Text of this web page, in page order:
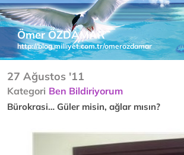
Ömer ÖZDAMAR
http://blog.milliyet.com.tr/omerozdamar
27 Ağustos '11
Kategori Ben Bildiriyorum
Bürokrasi… Güler misin, ağlar mısın?